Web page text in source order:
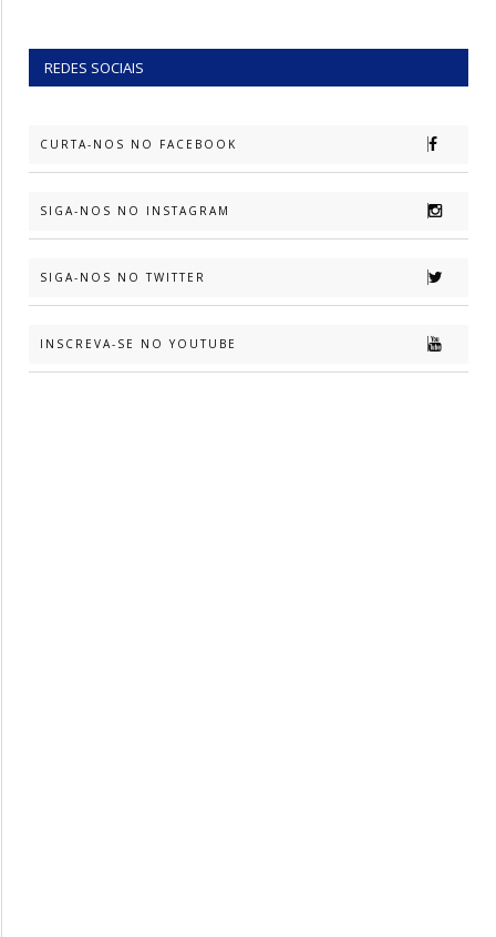
REDES SOCIAIS
CURTA-NOS NO FACEBOOK
SIGA-NOS NO INSTAGRAM
SIGA-NOS NO TWITTER
INSCREVA-SE NO YOUTUBE